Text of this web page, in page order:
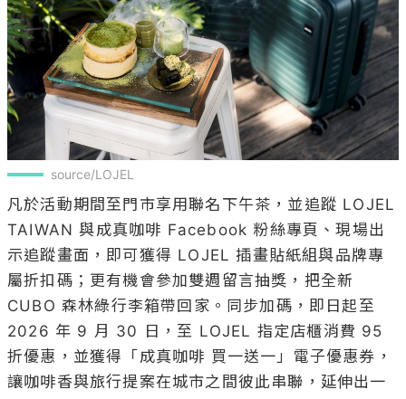
source/LOJEL
凡於活動期間至門市享用聯名下午茶，並追蹤 LOJEL
TAIWAN 與成真咖啡 Facebook 粉絲專頁、現場出
示追蹤畫面，即可獲得 LOJEL 插畫貼紙組與品牌專
屬折扣碼；更有機會參加雙週留言抽獎，把全新
CUBO 森林綠行李箱帶回家。同步加碼，即日起至
2026 年 9 月 30 日，至 LOJEL 指定店櫃消費 95
折優惠，並獲得「成真咖啡 買一送一」電子優惠券，
讓咖啡香與旅行提案在城市之間彼此串聯，延伸出一